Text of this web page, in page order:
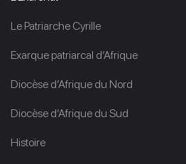
Le Patriarche Cyrille
Exarque patriarcal d’Afrique
Diocèse d’Afrique du Nord
Diocèse d’Afrique du Sud
Histoire